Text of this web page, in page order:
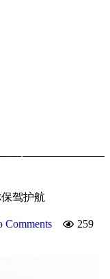
驾护航
Comments 259